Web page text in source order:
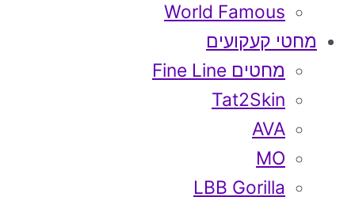
World Famous
מחטי קעקועים
מחטים Fine Line
Tat2Skin
AVA
MO
LBB Gorilla